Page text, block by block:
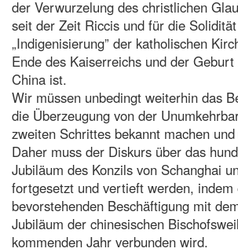
der Verwurzelung des christlichen
seit der Zeit Riccis und für die
„Indigenisierung” der katholischen
Ende des Kaiserreichs und der
China ist.
Wir müssen unbedingt weiterhin das
die Überzeugung von der
zweiten Schrittes bekannt machen
Daher muss der Diskurs über das
Jubiläum des Konzils von Schanghai
fortgesetzt und vertieft werden,
bevorstehenden Beschäftigung mit
Jubiläum der chinesischen
kommenden Jahr verbunden wird.